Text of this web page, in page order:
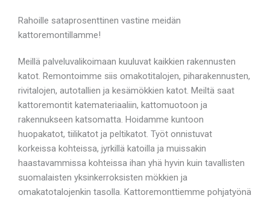
Rahoille sataprosenttinen vastine meidän
kattoremontillamme!
Meillä palveluvalikoimaan kuuluvat kaikkien rakennusten
katot. Remontoimme siis omakotitalojen, piharakennusten,
rivitalojen, autotallien ja kesämökkien katot. Meiltä saat
kattoremontit katemateriaaliin, kattomuotoon ja
rakennukseen katsomatta. Hoidamme kuntoon
huopakatot, tiilikatot ja peltikatot. Työt onnistuvat
korkeissa kohteissa, jyrkillä katoilla ja muissakin
haastavammissa kohteissa ihan yhä hyvin kuin tavallisten
suomalaisten yksinkerroksisten mökkien ja
omakatotalojenkin tasolla. Kattoremonttiemme pohjatyönä